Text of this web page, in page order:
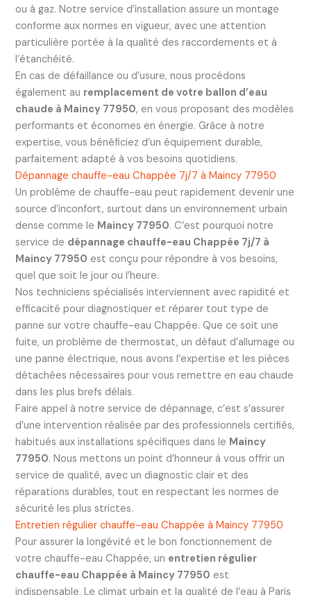
ou à gaz. Notre service d’installation assure un montage
conforme aux normes en vigueur, avec une attention
particulière portée à la qualité des raccordements et à
l’étanchéité.
En cas de défaillance ou d’usure, nous procédons
également au remplacement de votre ballon d’eau
chaude à Maincy 77950, en vous proposant des modèles
performants et économes en énergie. Grâce à notre
expertise, vous bénéficiez d’un équipement durable,
parfaitement adapté à vos besoins quotidiens.
Dépannage chauffe-eau Chappée 7j/7 à Maincy 77950
Un problème de chauffe-eau peut rapidement devenir une
source d’inconfort, surtout dans un environnement urbain
dense comme le Maincy 77950. C’est pourquoi notre
service de dépannage chauffe-eau Chappée 7j/7 à
Maincy 77950 est conçu pour répondre à vos besoins,
quel que soit le jour ou l’heure.
Nos techniciens spécialisés interviennent avec rapidité et
efficacité pour diagnostiquer et réparer tout type de
panne sur votre chauffe-eau Chappée. Que ce soit une
fuite, un problème de thermostat, un défaut d’allumage ou
une panne électrique, nous avons l’expertise et les pièces
détachées nécessaires pour vous remettre en eau chaude
dans les plus brefs délais.
Faire appel à notre service de dépannage, c’est s’assurer
d’une intervention réalisée par des professionnels certifiés,
habitués aux installations spécifiques dans le Maincy
77950. Nous mettons un point d’honneur à vous offrir un
service de qualité, avec un diagnostic clair et des
réparations durables, tout en respectant les normes de
sécurité les plus strictes.
Entretien régulier chauffe-eau Chappée à Maincy 77950
Pour assurer la longévité et le bon fonctionnement de
votre chauffe-eau Chappée, un entretien régulier
chauffe-eau Chappée à Maincy 77950 est
indispensable. Le climat urbain et la qualité de l’eau à Paris